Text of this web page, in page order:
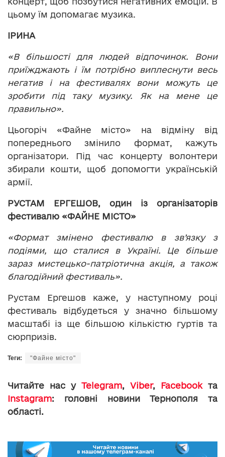
цьому їм допомагає музика.
ІРИНА
«В більшості для людей відпочинок. Вони
приїжджають і їм потрібно виплеснути весь
негатив і на фестивалях вони можуть це
зробити під таку музику. Як на мене це
правильно».
Цьогоріч «Файне місто» на відміну від
попереднього змінило формат, кажуть
організатори. Під час концерту волонтери
збирали кошти, щоб допомогти українській
армії.
РУСТАМ ЕРГЕШОВ, один із організаторів
фестивалю «ФАЙНЕ МІСТО»
«Формат змінено фестивалю в зв’язку з
подіями, що сталися в Україні. Це більше
зараз мистецько-патріотична акція, а також
благодійний фестиваль».
Рустам Ергешов каже, у наступному році
фестиваль відбудеться у значно більшому
масштабі із ще більшою кількістю гуртів та
сюрпризів.
Теги: "Файне місто"
Читайте нас у Telegram, Viber, Facebookта
Instagram: головні новини Тернополя та
області.